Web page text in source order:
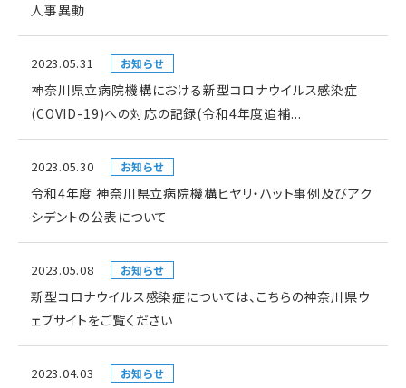
人事異動
2023.05.31 お知らせ
神奈川県立病院機構における新型コロナウイルス感染症
(COVID-19)への対応の記録(令和4年度追補...
2023.05.30 お知らせ
令和4年度 神奈川県立病院機構ヒヤリ・ハット事例及びアク
シデントの公表について
2023.05.08 お知らせ
新型コロナウイルス感染症については、こちらの神奈川県ウ
ェブサイトをご覧ください
2023.04.03 お知らせ